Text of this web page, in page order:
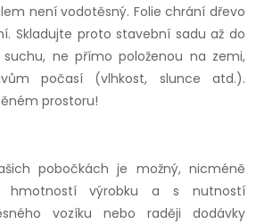
není vodotěsný. Folie chrání dřevo
Skladujte proto stavební sadu až do
ne přímo položenou na zemi,
počasí (vlhkost, slunce atd.).
prostoru!
pobočkách je možný, nicméně
hmotností výrobku a s nutností
vozíku nebo raději dodávky